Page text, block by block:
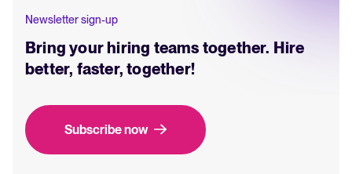
Newsletter sign-up
Bring your hiring teams together. Hire
better, faster, together!
Subscribe now